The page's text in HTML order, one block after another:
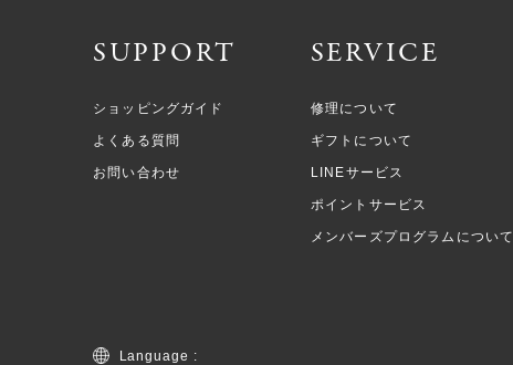
SUPPORT
ショッピングガイド
よくある質問
お問い合わせ
SERVICE
修理について
ギフトについて
LINEサービス
ポイントサービス
メンバーズプログラムについて
Language :